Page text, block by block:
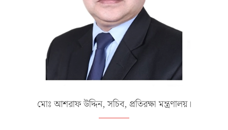
মোঃ আশরাফ উদ্দিন, সচিব, প্রতিরক্ষা মন্ত্রণালয়।